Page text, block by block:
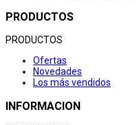
PRODUCTOS
PRODUCTOS
Ofertas
Novedades
Los más vendidos
INFORMACION